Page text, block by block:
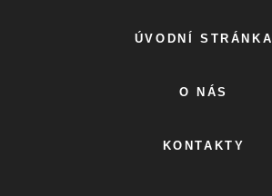
ÚVODNÍ STRÁNKA
O NÁS
KONTAKTY